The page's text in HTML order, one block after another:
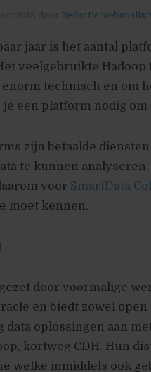
Redactie
jaar is het aantal
veelgebruikte
enorm technisch en om
een platform nodig
zijn betaalde
te kunnen
voor SmartData
moet kennen.
door voormalige
en biedt zowel
data oplossingen aan
kortweg CDH. Hun
welke inmiddels ook